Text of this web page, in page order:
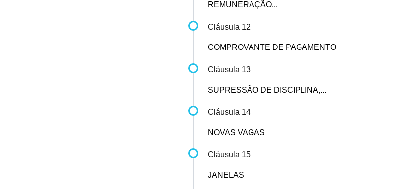
REMUNERAÇÃO...
Cláusula 12
COMPROVANTE DE PAGAMENTO
Cláusula 13
SUPRESSÃO DE DISCIPLINA,...
Cláusula 14
NOVAS VAGAS
Cláusula 15
JANELAS